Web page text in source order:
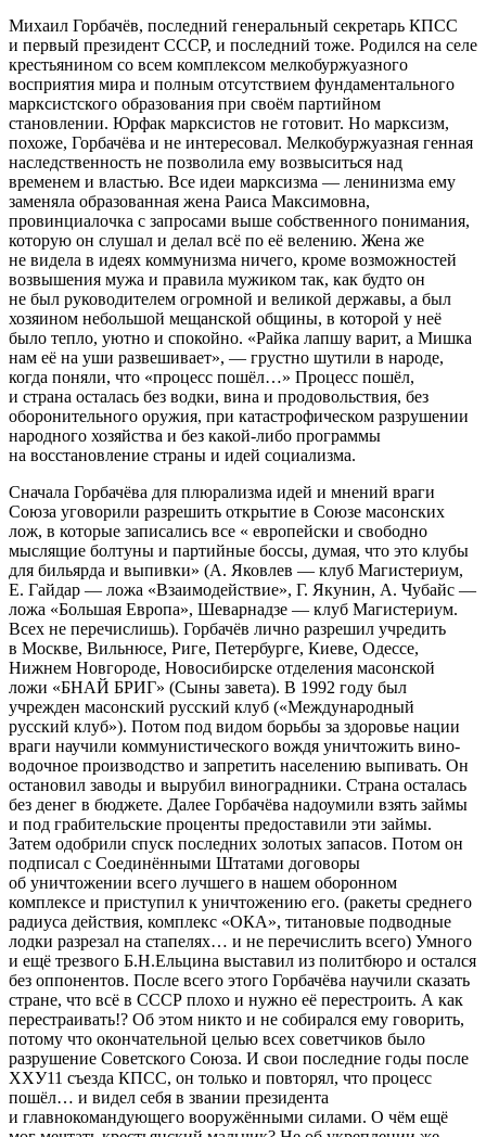
Михаил Горбачёв, последний генеральный секретарь КПСС
и первый президент СССР, и последний тоже. Родился на селе
крестьянином со всем комплексом мелкобуржуазного
восприятия мира и полным отсутствием фундаментального
марксистского образования при своём партийном
становлении. Юрфак марксистов не готовит. Но марксизм,
похоже, Горбачёва и не интересовал. Мелкобуржуазная генная
наследственность не позволила ему возвыситься над
временем и властью. Все идеи марксизма — ленинизма ему
заменяла образованная жена Раиса Максимовна,
провинциалочка с запросами выше собственного понимания,
которую он слушал и делал всё по её велению. Жена же
не видела в идеях коммунизма ничего, кроме возможностей
возвышения мужа и правила мужиком так, как будто он
не был руководителем огромной и великой державы, а был
хозяином небольшой мещанской общины, в которой у неё
было тепло, уютно и спокойно. «Райка лапшу варит, а Мишка
нам её на уши развешивает», — грустно шутили в народе,
когда поняли, что «процесс пошёл…» Процесс пошёл,
и страна осталась без водки, вина и продовольствия, без
оборонительного оружия, при катастрофическом разрушении
народного хозяйства и без какой-либо программы
на восстановление страны и идей социализма.
Сначала Горбачёва для плюрализма идей и мнений враги
Союза уговорили разрешить открытие в Союзе масонских
лож, в которые записались все « европейски и свободно
мыслящие болтуны и партийные боссы, думая, что это клубы
для бильярда и выпивки» (А. Яковлев — клуб Магистериум,
Е. Гайдар — ложа «Взаимодействие», Г. Якунин, А. Чубайс —
ложа «Большая Европа», Шеварнадзе — клуб Магистериум.
Всех не перечислишь). Горбачёв лично разрешил учредить
в Москве, Вильнюсе, Риге, Петербурге, Киеве, Одессе,
Нижнем Новгороде, Новосибирске отделения масонской
ложи «БНАЙ БРИГ» (Сыны завета). В 1992 году был
учрежден масонский русский клуб («Международный
русский клуб»). Потом под видом борьбы за здоровье нации
враги научили коммунистического вождя уничтожить вино-
водочное производство и запретить населению выпивать. Он
остановил заводы и вырубил виноградники. Страна осталась
без денег в бюджете. Далее Горбачёва надоумили взять займы
и под грабительские проценты предоставили эти займы.
Затем одобрили спуск последних золотых запасов. Потом он
подписал с Соединёнными Штатами договоры
об уничтожении всего лучшего в нашем оборонном
комплексе и приступил к уничтожению его. (ракеты среднего
радиуса действия, комплекс «ОКА», титановые подводные
лодки разрезал на стапелях… и не перечислить всего) Умного
и ещё трезвого Б.Н.Ельцина выставил из политбюро и остался
без оппонентов. После всего этого Горбачёва научили сказать
стране, что всё в СССР плохо и нужно её перестроить. А как
перестраивать!? Об этом никто и не собирался ему говорить,
потому что окончательной целью всех советчиков было
разрушение Советского Союза. И свои последние годы после
ХХУ11 съезда КПСС, он только и повторял, что процесс
пошёл… и видел себя в звании президента
и главнокомандующего вооружёнными силами. О чём ещё